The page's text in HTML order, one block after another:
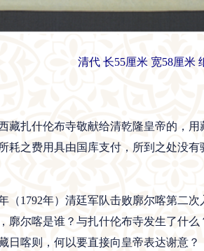
清代 长55厘米 宽58厘米
藏扎什伦布寺敬献给清乾隆皇帝的，
耗之费用具由国库支付，所到之处没
（1792年）清廷军队击败廓尔喀第二
廓尔喀是谁？与扎什伦布寺发生了什
日喀则，何以要直接向皇帝表达谢意？